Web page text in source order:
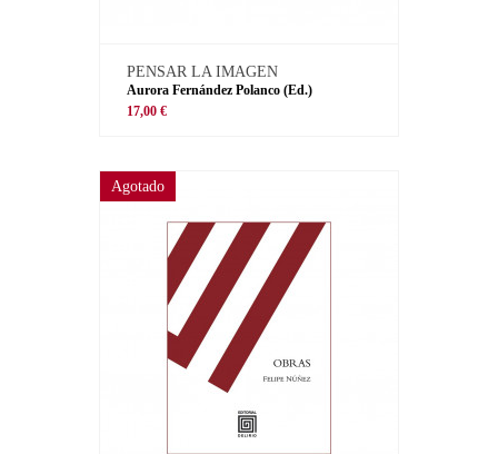
PENSAR LA IMAGEN
Aurora Fernández Polanco (Ed.)
17,00 €
Agotado